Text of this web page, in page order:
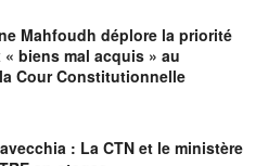
: Stratégie de marque,
et commerce, Relations
numérique et
Mahfoudh déplore la priorité
biens mal acquis » au
Cour Constitutionnelle
: La CTN et le ministère